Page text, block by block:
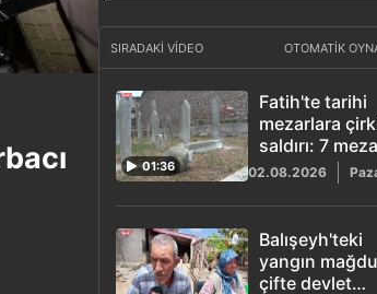
SIRADAKİ VİDEO OTOMATİK
01:36
Fatih'te tarihi
mezarlara
saldırı: 7
taşını kırarak
02.08.2026
Balışeyh'teki
yangın
çifte devlet